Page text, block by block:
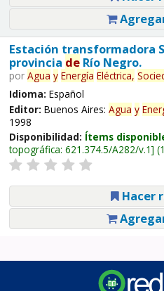
Estación transformadora
provincia deRío Negro.
por Agua y Energía Eléctrica,
Idioma: Español
Editor: Buenos Aires: Agua y
1998
Disponibilidad: Ítems
topográfica: 621.374.5/A282/v.1
Hacer